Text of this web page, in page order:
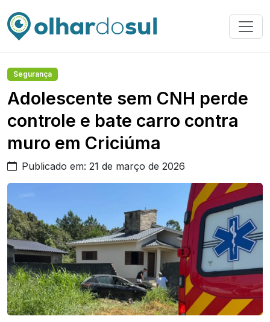
Segurança
Adolescente sem CNH perde
controle e bate carro contra
muro em Criciúma
Publicado em: 21 de março de 2026